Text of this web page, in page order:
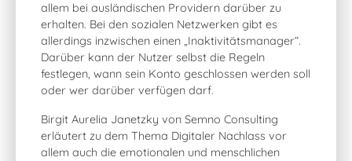
allem bei ausländischen Providern darüber zu
erhalten. Bei den sozialen Netzwerken gibt es
allerdings inzwischen einen „Inaktivitätsmanager“.
Darüber kann der Nutzer selbst die Regeln
festlegen, wann sein Konto geschlossen werden soll
oder wer darüber verfügen darf.
Birgit Aurelia Janetzky von Semno Consulting
erläutert zu dem Thema Digitaler Nachlass vor
allem auch die emotionalen und menschlichen